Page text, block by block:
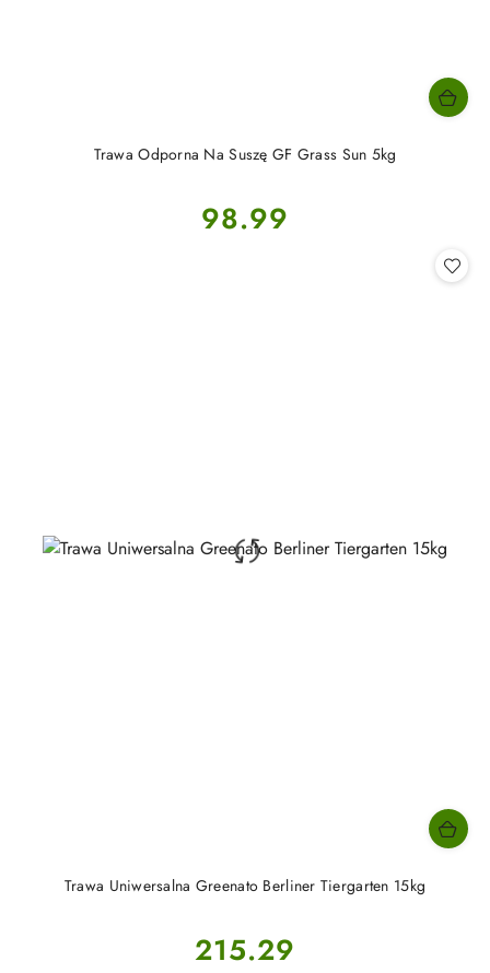
Trawa Odporna Na Suszę GF Grass Sun 5kg
Cena:
98.99
Trawa Uniwersalna Greenato Berliner Tiergarten 15kg
Cena:
215.29